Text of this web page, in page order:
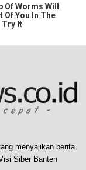
Of Worms Will
Of You In The
Try It
menyajikan berita
Siber Banten